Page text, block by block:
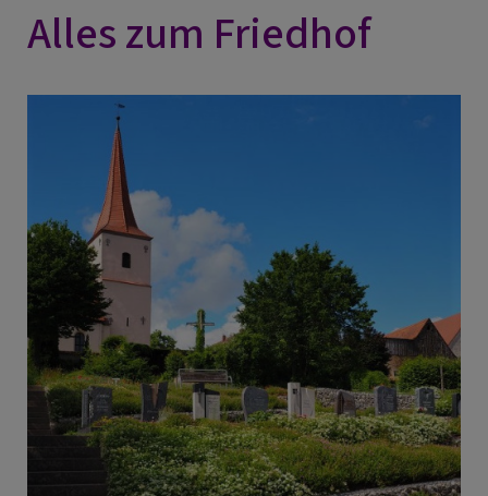
Alles zum Friedhof